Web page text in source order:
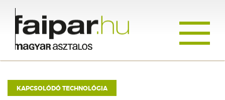
KAPCSOLÓDÓ TECHNOLÓGIA